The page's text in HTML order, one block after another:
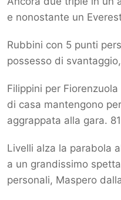
e nonostante un
Rubbini con 5 punti
possesso di
Filippini per
di casa mantengono
aggrappata alla gara.
Livelli alza la parabola
a un grandissimo
personali, Maspero